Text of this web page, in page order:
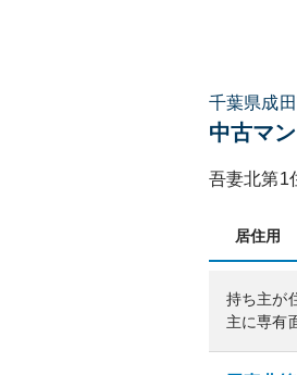
千葉県成
中古マ
吾妻北第1
居住用
持ち主が
主に専有